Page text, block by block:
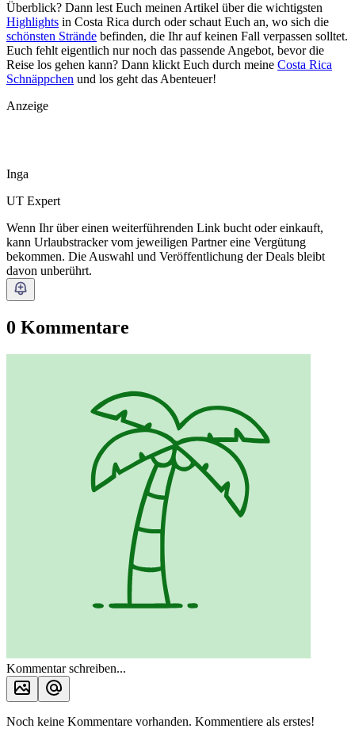
Überblick? Dann lest Euch meinen Artikel über die wichtigsten
Highlights in Costa Rica durch oder schaut Euch an, wo sich die
schönsten Strände befinden, die Ihr auf keinen Fall verpassen solltet.
Euch fehlt eigentlich nur noch das passende Angebot, bevor die
Reise los gehen kann? Dann klickt Euch durch meine Costa Rica
Schnäppchen und los geht das Abenteuer!
Anzeige
Inga
UT Expert
Wenn Ihr über einen weiterführenden Link bucht oder einkauft,
kann Urlaubstracker vom jeweiligen Partner eine Vergütung
bekommen. Die Auswahl und Veröffentlichung der Deals bleibt
davon unberührt.
0 Kommentare
Kommentar schreiben...
Noch keine Kommentare vorhanden. Kommentiere als erstes!